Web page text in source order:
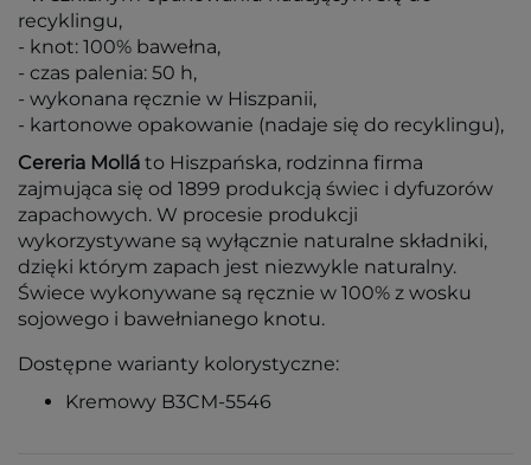
recyklingu,
- knot: 100% bawełna,
- czas palenia: 50 h,
- wykonana ręcznie w Hiszpanii,
- kartonowe opakowanie (nadaje się do recyklingu),
Cereria Mollá to Hiszpańska, rodzinna firma
zajmująca się od 1899 produkcją świec i dyfuzorów
zapachowych. W procesie produkcji
wykorzystywane są wyłącznie naturalne składniki,
dzięki którym zapach jest niezwykle naturalny.
Świece wykonywane są ręcznie w 100% z wosku
sojowego i bawełnianego knotu.
Dostępne warianty kolorystyczne:
Kremowy B3CM-5546